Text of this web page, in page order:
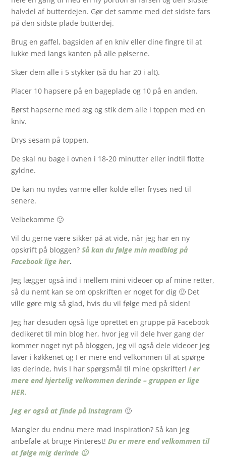
halvdel af butterdejen. Gør det samme med det sidste fars
på den sidste plade butterdej.
Brug en gaffel, bagsiden af en kniv eller dine fingre til at
lukke med langs kanten på alle pølserne.
Skær dem alle i 5 stykker (så du har 20 i alt).
Placer 10 hapsere på en bageplade og 10 på en anden.
Børst hapserne med æg og stik dem alle i toppen med en
kniv.
Drys sesam på toppen.
De skal nu bage i ovnen i 18-20 minutter eller indtil flotte
gyldne.
De kan nu nydes varme eller kolde eller fryses ned til
senere.
Velbekomme 🙂
Vil du gerne være sikker på at vide, når jeg har en ny
opskrift på bloggen?Så kan du følge min madblog på
Facebook lige her.
Jeg lægger også ind i mellem mini videoer op af mine retter,
så du nemt kan se om opskriften er noget for dig 🙂 Det
ville gøre mig så glad, hvis du vil følge med på siden!
Jeg har desuden også lige oprettet en gruppe på Facebook
dedikeret til min blog her, hvor jeg vil dele hver gang der
kommer noget nyt på bloggen, jeg vil også dele videoer jeg
laver i køkkenet og I er mere end velkommen til at spørge
løs derinde, hvis I har spørgsmål til mine opskrifter!I er
mere end hjertelig velkommen derinde – gruppen er lige
HER.
Jeg er også at finde på Instagram 🙂
Mangler du endnu mere mad inspiration? Så kan jeg
anbefale at bruge Pinterest!Du er mere end velkommen til
at følge mig derinde 🙂